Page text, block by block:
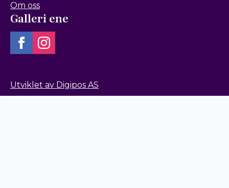
Om oss
Galleri ene
Utviklet av Digipos AS